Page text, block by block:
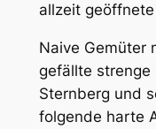
allzeit
Naive Gemüter
gefällte strenge
Sternberg und
folgende harte